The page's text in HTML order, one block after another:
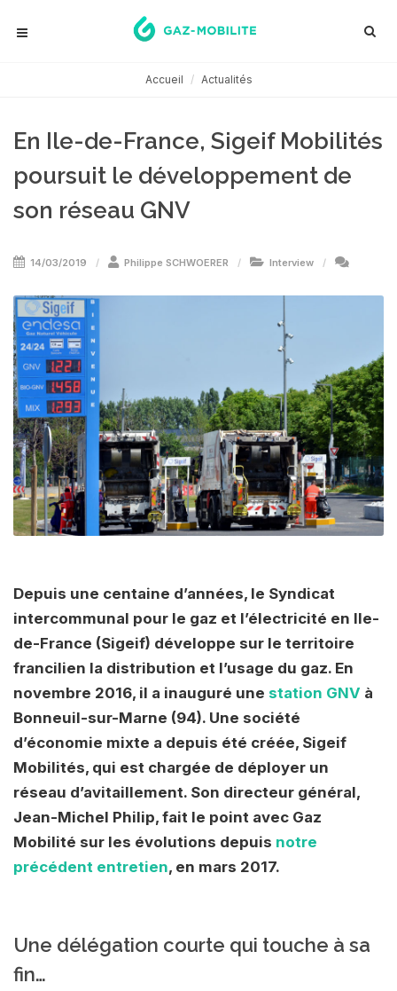
Accueil Actualités
En Ile-de-France, Sigeif Mobilités
poursuit le développement de
son réseau GNV
14/03/2019 Philippe SCHWOERER Interview
Depuis une centaine d’années, le Syndicat
intercommunal pour le gaz et l’électricité en Ile-
de-France (Sigeif) développe sur le territoire
francilien la distribution et l’usage du gaz. En
novembre 2016, il a inauguré une station GNV à
Bonneuil-sur-Marne (94). Une société
d’économie mixte a depuis été créée, Sigeif
Mobilités, qui est chargée de déployer un
réseau d’avitaillement. Son directeur général,
Jean-Michel Philip, fait le point avec Gaz
Mobilité sur les évolutions depuis notre
précédent entretien, en mars 2017.
Une délégation courte qui touche à sa
fin…